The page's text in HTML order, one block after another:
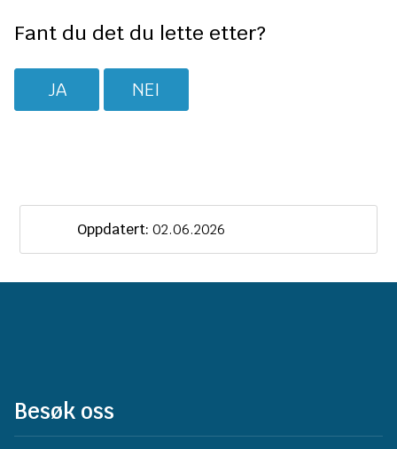
Fant du det du lette etter?
JA NEI
Oppdatert: 02.06.2026
Besøk oss